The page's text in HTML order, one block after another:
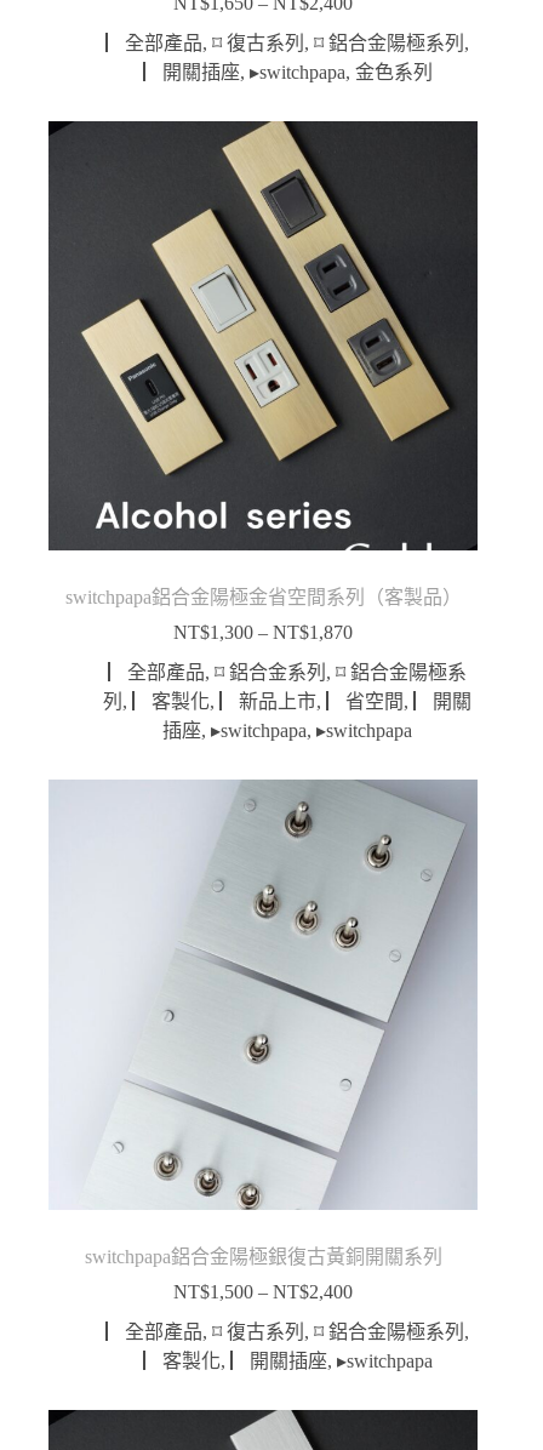
價
格
範
NT$1,650
▏全部產品,⌑ 復古系列 ,⌑ 鋁合金陽極系列 ,
▏開關插座, ▸switchpapa, 金色系列
switchpapa鋁合金陽極金省空間系列（客製品）
NT$1,300 – NT$1,870價
格
範
圍：
NT$1,300
到
NT$1,870
▏全部產品,⌑ 鋁合金系列 ,⌑ 鋁合金陽極系
列 , ▏客製化, ▏新品上市, ▏省空間,
▏開關
插座,▸switchpapa,▸switchpapa
switchpapa鋁合金陽極銀復古黃銅開關系列
NT$1,500 – NT$2,400價
格
範
NT$1,500
▏全部產品,⌑ 復古系列 ,⌑ 鋁合金陽極系列 ,
▏客製化, ▏開關插座, ▸switchpapa